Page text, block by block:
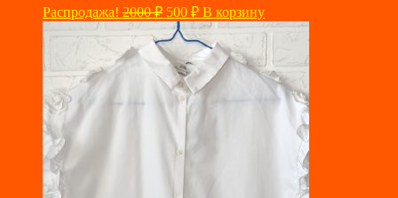
Распродажа! 2000₽ Первоначальная
цена
составляла
2000 ₽.
500 ₽Текущая
цена:
500 ₽.
В корзину